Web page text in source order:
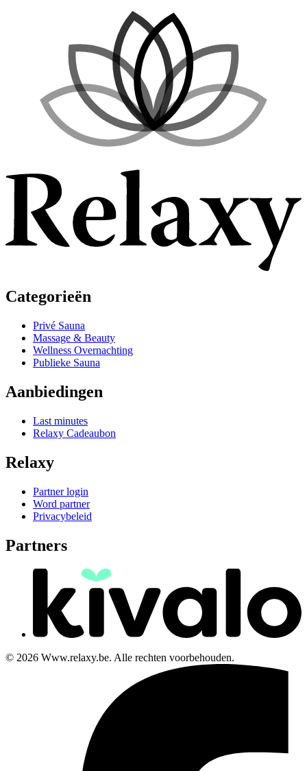
Categorieën
Privé Sauna
Massage & Beauty
Wellness Overnachting
Publieke Sauna
Aanbiedingen
Last minutes
Relaxy Cadeaubon
Relaxy
Partner login
Word partner
Privacybeleid
Partners
© 2026 Www.relaxy.be. Alle rechten voorbehouden.